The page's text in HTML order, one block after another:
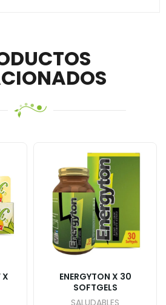
X
ENERGYTON X 30
SOFTGELS
SALUDABLES